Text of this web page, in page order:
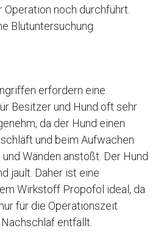
noch durchführt.
Blutuntersuchung
erfordern eine
Besitzer und Hund oft sehr
da der Hund einen
und beim Aufwachen
Wänden anstoßt. Der Hund
jault. Daher ist eine
Wirkstoff Propofol ideal, da
für die Operationszeit
entfällt.